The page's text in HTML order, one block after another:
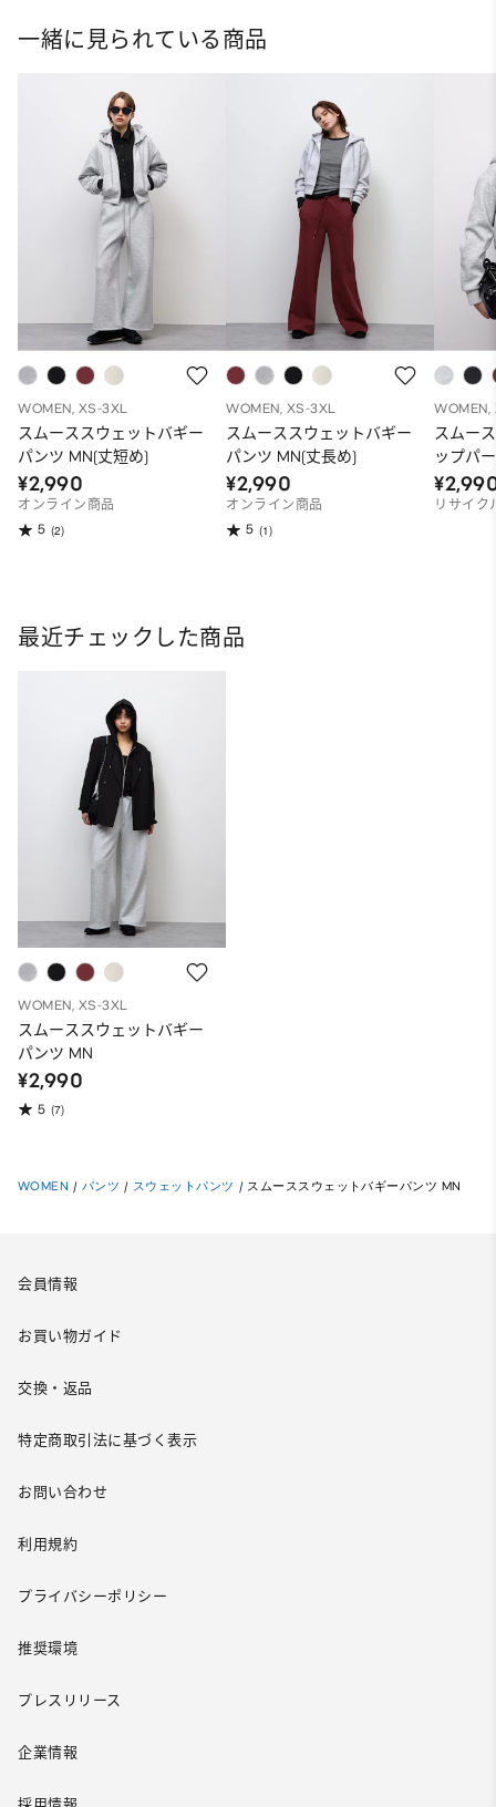
一緒に見られている商品
WOMEN, XS-3XL
スムーススウェットバギー
パンツ MN(丈短め)
¥2,990
オンライン商品
5 (2)
WOMEN, XS-3XL
スムーススウェットバギー
パンツ MN(丈長め)
¥2,990
オンライン商品
5 (1)
WOMEN,
スムー
ップパ
リサイク
最近チェックした商品
WOMEN, XS-3XL
スムーススウェットバギー
パンツ MN
¥2,990
5 (7)
WOMEN / パンツ / スウェットパンツ / スムーススウェットバギーパンツ MN
会員情報
お買い物ガイド
交換・返品
特定商取引法に基づく表示
お問い合わせ
利用規約
プライバシーポリシー
推奨環境
プレスリリース
企業情報